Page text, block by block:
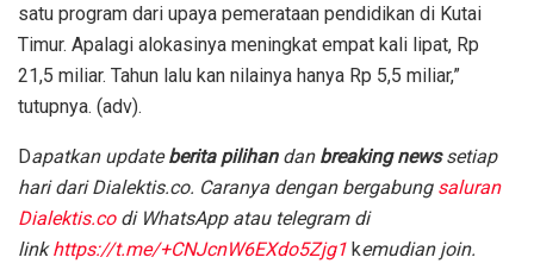
satu program dari upaya pemerataan pendidikan di Kutai
Timur. Apalagi alokasinya meningkat empat kali lipat, Rp
21,5 miliar. Tahun lalu kan nilainya hanya Rp 5,5 miliar,”
tutupnya. (adv).
Dapatkan updateberita pilihan dan breaking newssetiap
hari dari Dialektis.co. Caranya dengan bergabung saluran
Dialektis.codi WhatsApp atau telegram di
linkhttps://t.me/+CNJcnW6EXdo5Zjg1 kemudian join.